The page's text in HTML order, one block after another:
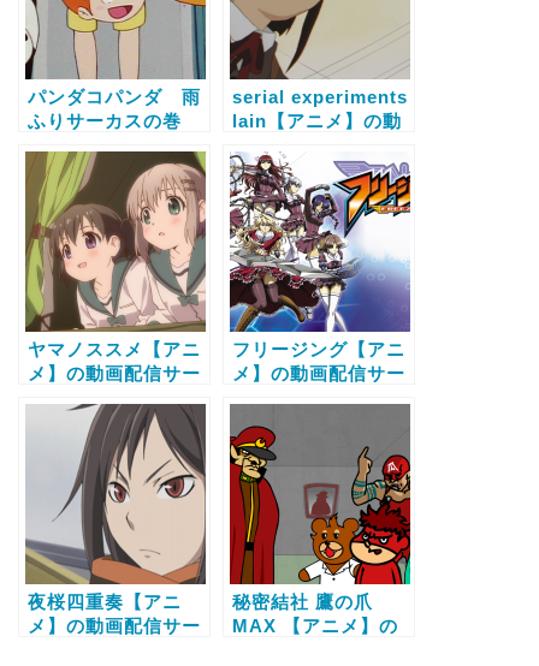
パンダコパンダ 雨
ふりサーカスの巻
信サービス比較と無
料で全話視聴する方
法
serial experiments
lain【アニメ】の動
と無料で全話視聴す
る方法
ヤマノススメ【アニ
メ】の動画配信サー
話視聴する方法
フリージング【アニ
メ】の動画配信サー
話視聴する方法
夜桜四重奏【アニ
メ】の動画配信サー
秘密結社 鷹の爪
MAX 【アニメ】の